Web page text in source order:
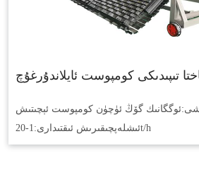
تىپىدىكى كومپوست ئايلاندۇرغۇچ
ئوگگانىك گۆڭ ئۈچۈن كومپوست ئېچىتىش
ئىشلەپچىقىرىش ئىقتىدارى:1-20t/h